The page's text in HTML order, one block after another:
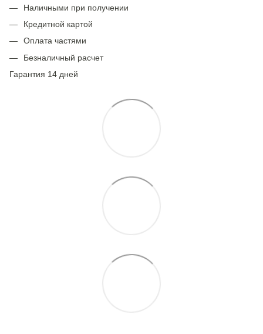
Наличными при получении
Кредитной картой
Оплата частями
Безналичный расчет
Гарантия 14 дней